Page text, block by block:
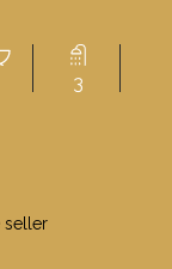
3
seller